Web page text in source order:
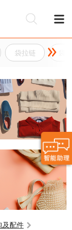
袋拉链
及配件